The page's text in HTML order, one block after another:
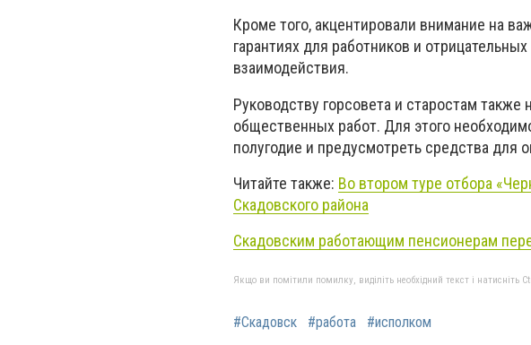
Кроме того, акцентировали внимание на
гарантиях для работников и
взаимодействия.
Руководству горсовета и старостам
общественных работ. Для этого
полугодие и предусмотреть средства для
Читайте также: Во втором туре отбора
Скадовского района
Скадовским работающим пенсионерам
Якщо ви помітили помилку, виділіть необхідний текст і натисніть
#Скадовск #работа #исполком